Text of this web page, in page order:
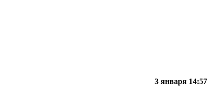
3 января 14:57